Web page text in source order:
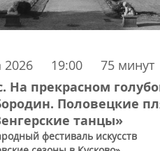
2026 19:00 75 минут
На прекрасном
Половецкие
танцы»
фестиваль искусств